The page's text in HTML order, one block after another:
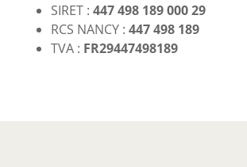
SIRET : 447 498 189 000 29
RCS NANCY : 447 498 189
TVA : FR29447498189